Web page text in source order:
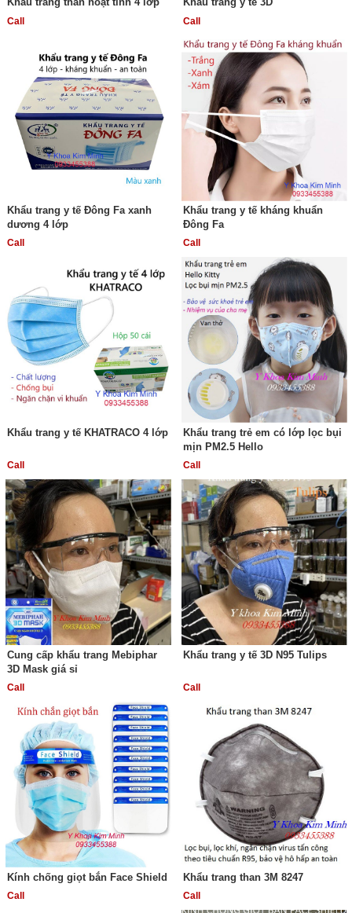
Call Call
Khẩu trang y tế Đông Fa xanh
dương 4 lớp
Call
Khẩu trang y tế kháng khuẩn
Đông Fa
Call
Khẩu trang y tế KHATRACO 4 lớp
Call
Khẩu trang trẻ em có lớp lọc bụi
mịn PM2.5 Hello
Call
Cung cấp khẩu trang Mebiphar
3D Mask giá sỉ
Call
Khẩu trang y tế 3D N95 Tulips
Call
Kính chống giọt bắn Face Shield
Call
Khẩu trang than 3M 8247
Call